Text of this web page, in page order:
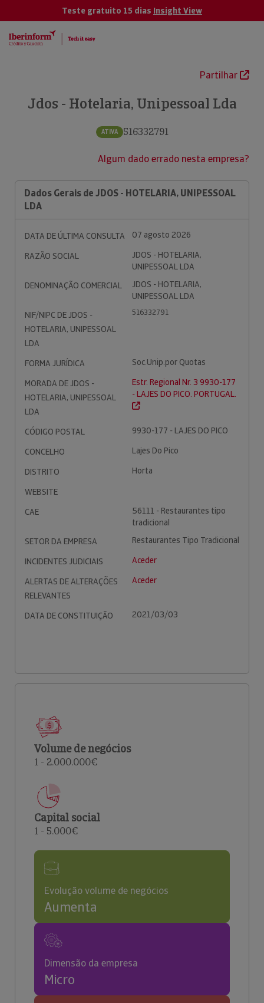
Teste gratuito 15 dias Insight View
Partilhar
Jdos - Hotelaria, Unipessoal Lda
ATIVA 516332791
Algum dado errado nesta empresa?
Dados Gerais de JDOS - HOTELARIA, UNIPESSOAL
LDA
DATA DE ÚLTIMA CONSULTA
07 agosto 2026
RAZÃO SOCIAL
JDOS - HOTELARIA,
UNIPESSOAL LDA
DENOMINAÇÃO COMERCIAL
JDOS - HOTELARIA,
UNIPESSOAL LDA
NIF/NIPC DE JDOS -
HOTELARIA, UNIPESSOAL
LDA
516332791
FORMA JURÍDICA
Soc.Unip.por Quotas
MORADA DE JDOS -
HOTELARIA, UNIPESSOAL
LDA
Estr. Regional Nr. 3 9930-177
- LAJES DO PICO. PORTUGAL.
CÓDIGO POSTAL
9930-177 - LAJES DO PICO
CONCELHO
Lajes Do Pico
DISTRITO
Horta
WEBSITE
CAE
56111 - Restaurantes tipo
tradicional
SETOR DA EMPRESA
Restaurantes Tipo Tradicional
INCIDENTES JUDICIAIS
Aceder
ALERTAS DE ALTERAÇÕES
RELEVANTES
Aceder
DATA DE CONSTITUIÇÃO 2021/03/03
Volume de negócios
1 - 2.000.000€
Capital social
1 - 5.000€
Evolução volume de negócios
Aumenta
Dimensão da empresa
Micro